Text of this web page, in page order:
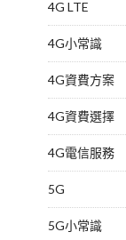
4G LTE
4G小常識
4G資費方案
4G資費選擇
4G電信服務
5G
5G小常識